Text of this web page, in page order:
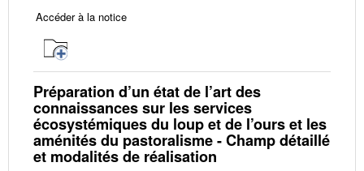
Accéder à la notice
Préparation d’un état de l’art des
connaissances sur les services
écosystémiques du loup et de l’ours et les
aménités du pastoralisme - Champ détaillé
et modalités de réalisation